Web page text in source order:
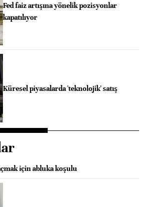
Fed faiz artışına yönelik pozisyonlar
kapatılıyor
Küresel piyasalarda 'teknolojik' satış
için abluka koşulu